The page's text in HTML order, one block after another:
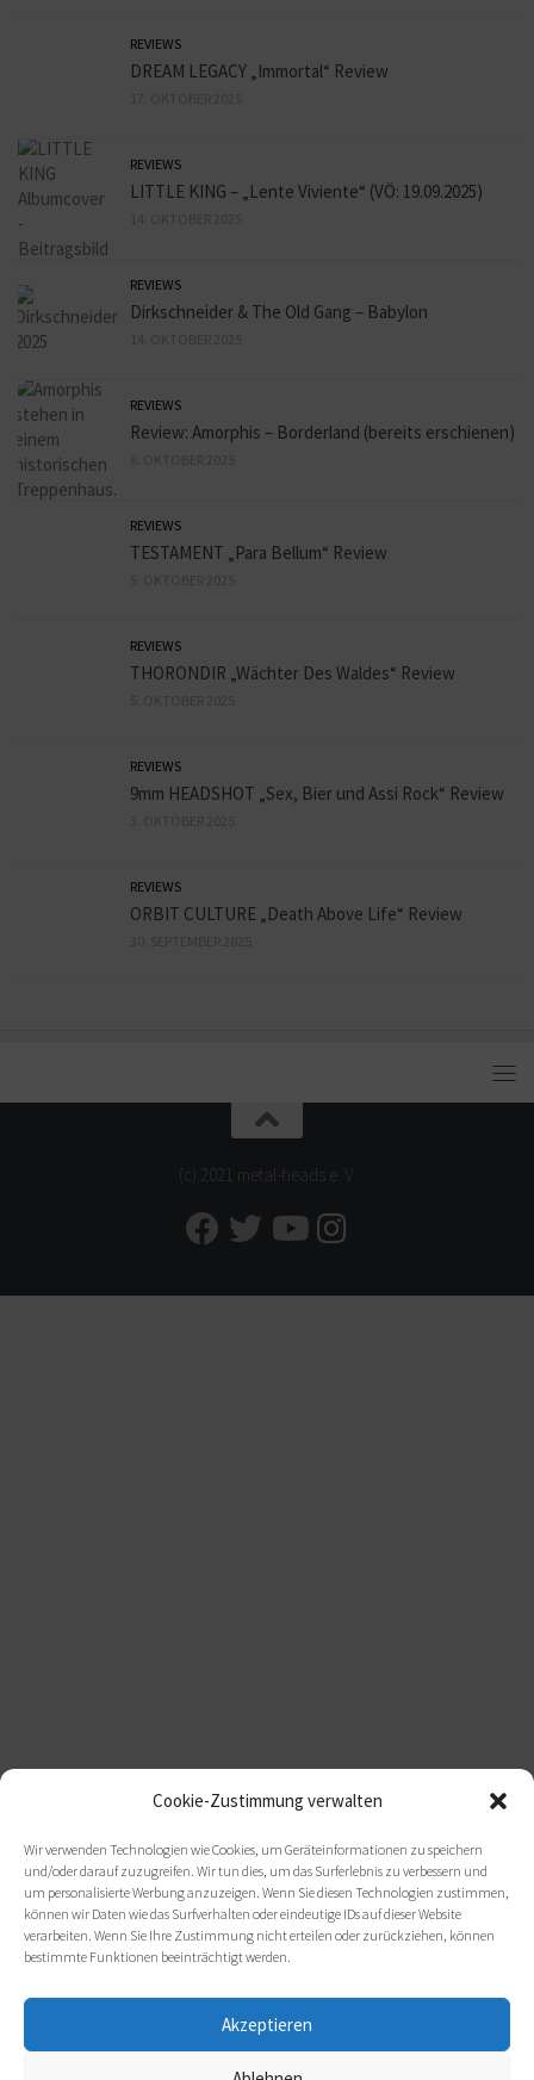
Cookie-Zustimmung verwalten
Wir verwenden Technologien wie Cookies, um Geräteinformationen zu speichern
und/oder darauf zuzugreifen. Wir tun dies, um das Surferlebnis zu verbessern und
um personalisierte Werbung anzuzeigen. Wenn Sie diesen Technologien zustimmen,
können wir Daten wie das Surfverhalten oder eindeutige IDs auf dieser Website
verarbeiten. Wenn Sie Ihre Zustimmung nicht erteilen oder zurückziehen, können
bestimmte Funktionen beeinträchtigt werden.
Akzeptieren
REVIEWS
DREAM LEGACY „Immortal“ Review
REVIEWS
LITTLE KING – „Lente Viviente“ (VÖ: 19.09.2025)
REVIEWS
Dirkschneider & The Old Gang – Babylon
REVIEWS
Review: Amorphis – Borderland (bereits erschienen)
REVIEWS
TESTAMENT „Para Bellum“ Review
REVIEWS
THORONDIR „Wächter Des Waldes“ Review
REVIEWS
9mm HEADSHOT „Sex, Bier und Assi Rock“ Review
REVIEWS
ORBIT CULTURE „Death Above Life“ Review
(c) 2021 metal-heads e. V.